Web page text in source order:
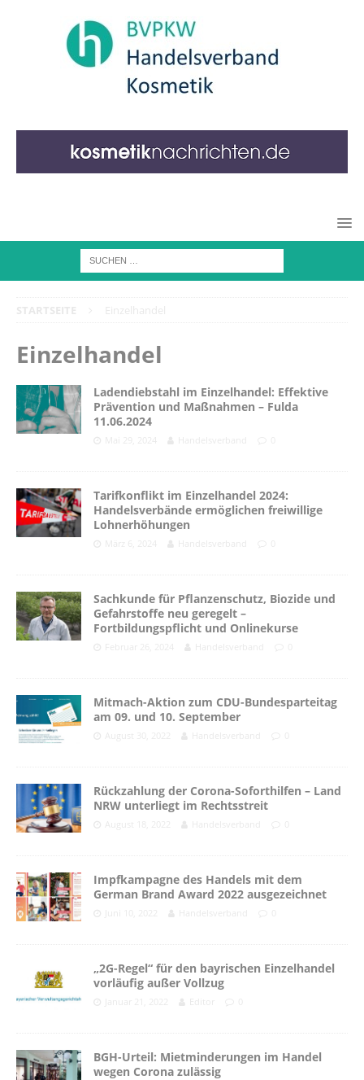
Einzelhandel
Ladendiebstahl im Einzelhandel: Effektive
Prävention und Maßnahmen – Fulda
11.06.2024
Tarifkonflikt im Einzelhandel 2024:
Handelsverbände ermöglichen freiwillige
Lohnerhöhungen
Sachkunde für Pflanzenschutz, Biozide und
Gefahrstoffe neu geregelt –
Fortbildungspflicht und Onlinekurse
Mitmach-Aktion zum CDU-Bundesparteitag
am 09. und 10. September
Rückzahlung der Corona-Soforthilfen – Land
NRW unterliegt im Rechtsstreit
Impfkampagne des Handels mit dem
German Brand Award 2022 ausgezeichnet
„2G-Regel“ für den bayrischen Einzelhandel
vorläufig außer Vollzug
BGH-Urteil: Mietminderungen im Handel
wegen Corona zulässig